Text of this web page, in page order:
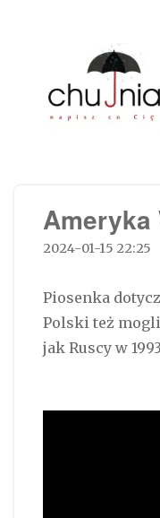
Ameryka
2024-01-15 22:25
Piosenka
Polski też
jak Ruscy w